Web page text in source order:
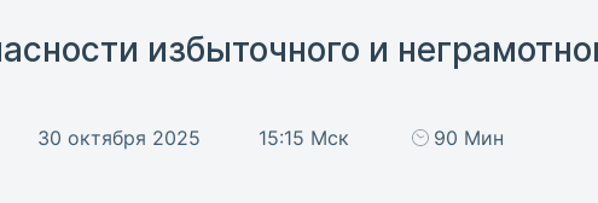
избыточного и
30 октября 2025 15:15 Мск 90 Мин